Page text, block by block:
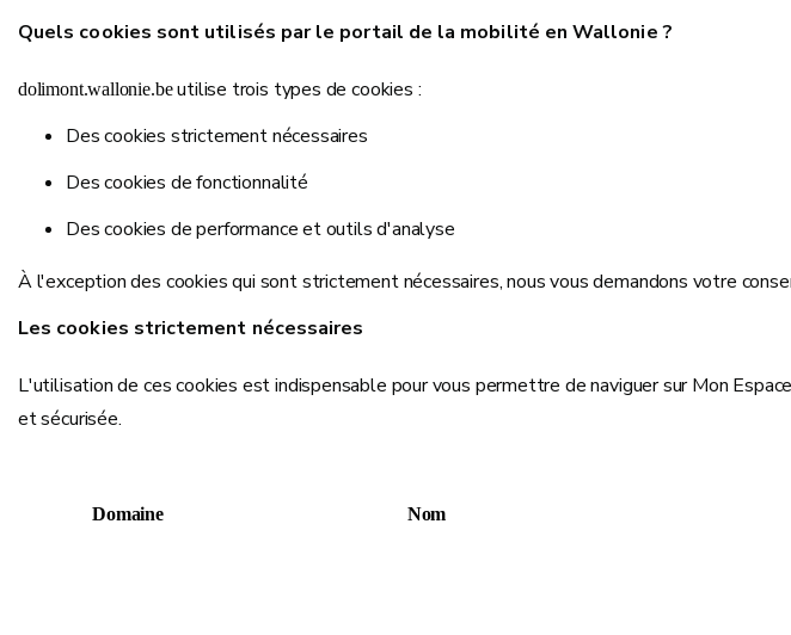
Quels cookies sont utilisés par le portail de la mobilité en Wallonie ?
dolimont.wallonie.beutilise trois types de cookies :
Des cookies strictement nécessaires
Des cookies de fonctionnalité
Des cookies de performance et outils d'analyse
À l'exception des cookies qui sont strictement nécessaires, nous vous demandons votre
Les cookies strictement nécessaires
L'utilisation de ces cookies est indispensable pour vous permettre de naviguer sur Mon
et sécurisée.
Domaine Nom